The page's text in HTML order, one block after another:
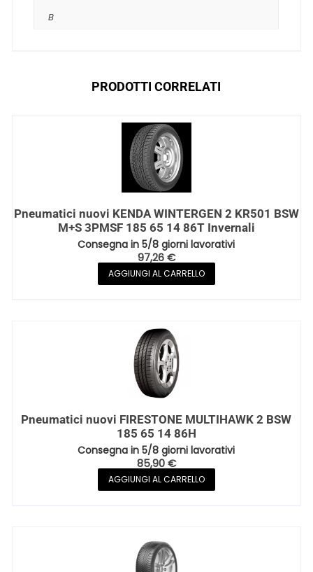
B
PRODOTTI CORRELATI
Pneumatici nuovi KENDA WINTERGEN 2 KR501 BSW
M+S 3PMSF 185 65 14 86T Invernali
Consegna in 5/8 giorni lavorativi
97,26€
AGGIUNGI AL CARRELLO
Pneumatici nuovi FIRESTONE MULTIHAWK 2 BSW
185 65 14 86H
Consegna in 5/8 giorni lavorativi
85,90€
AGGIUNGI AL CARRELLO